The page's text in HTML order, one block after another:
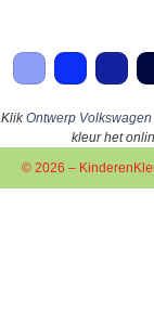
KlikOntwerp
kleur het
© 2026 –